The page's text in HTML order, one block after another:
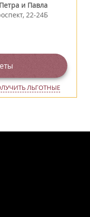
и Павла
22-24Б
ЛЬГОТНЫЕ